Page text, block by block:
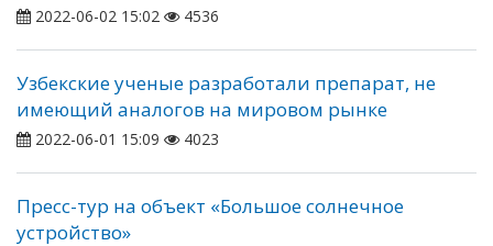
2022-06-02 15:02 4536
Узбекские ученые разработали препарат, не
имеющий аналогов на мировом рынке
2022-06-01 15:09 4023
Пресс-тур на объект «Большое солнечное
устройство»